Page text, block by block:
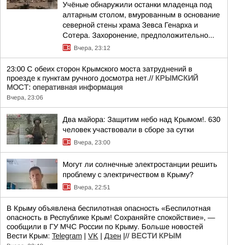
Учёные обнаружили останки младенца под
алтарным столом, вмурованным в основание
северной стены храма Зевса Генарха и
Сотера. Захоронение, предположительно...
Вчера, 23:12
23:00 С обеих сторон Крымского моста затруднений в
проезде к пунктам ручного досмотра нет.// КРЫМСКИЙ
МОСТ: оперативная информация
Вчера, 23:06
Два майора: Защитим небо над Крымом!. 630
человек участвовали в сборе за сутки
Вчера, 23:00
Могут ли солнечные электростанции решить
проблему с электричеством в Крыму?
Вчера, 22:51
В Крыму объявлена беспилотная опасность «Беспилотная
опасность в Республике Крым! Сохраняйте спокойствие», —
сообщили в ГУ МЧС России по Крыму. Больше новостей
Вести Крым: Telegram | VK | Дзен |// ВЕСТИ КРЫМ